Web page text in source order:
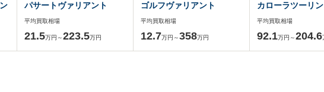
パサートヴァリアント
平均買取相場
21.5万円～223.5万円
ゴルフヴァリアント
平均買取相場
12.7万円～358万円
カローラツーリ
平均買取相場
92.1万円～204.6